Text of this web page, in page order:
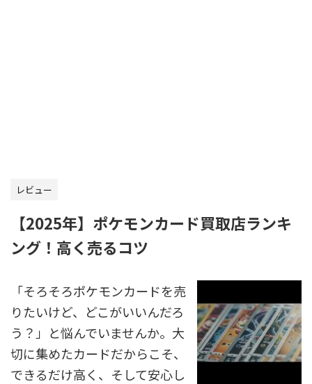
レビュー
【2025年】ポケモンカード買取店ランキ
ング！高く売るコツ
「そろそろポケモンカードを売
りたいけど、どこがいいんだろ
う？」と悩んでいませんか。大
切に集めたカードだからこそ、
できるだけ高く、そして安心し